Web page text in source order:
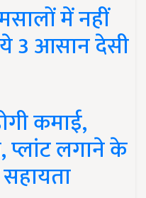
में नहीं
3 आसान देसी
कमाई,
प्लांट लगाने के